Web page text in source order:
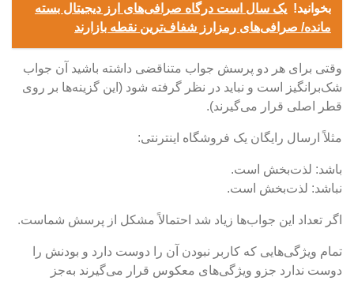
بخوانید! یک سال است درگاه صرافی‌های ارز دیجیتال بسته
مانده/ صرافی‌های رمزارز شفاف‌ترین نقطه بازارند
وقتی برای هر دو پرسش جواب متناقضی داشته باشید آن جواب
شک‌برانگیز است و نباید در نظر گرفته شود (این گزینه‌ها بر روی
قطر اصلی قرار می‌گیرند).
مثلاً ارسال رایگان یک فروشگاه اینترنتی:
باشد: لذت‌بخش است.
نباشد: لذت‌بخش است.
اگر تعداد این جواب‌ها زیاد شد احتمالاً مشکل از پرسش شماست.
تمام ویژگی‌هایی که کاربر نبودن آن را دوست دارد و بودنش را
دوست ندارد جزو ویژگی‌های معکوس قرار می‌گیرند به‌جز